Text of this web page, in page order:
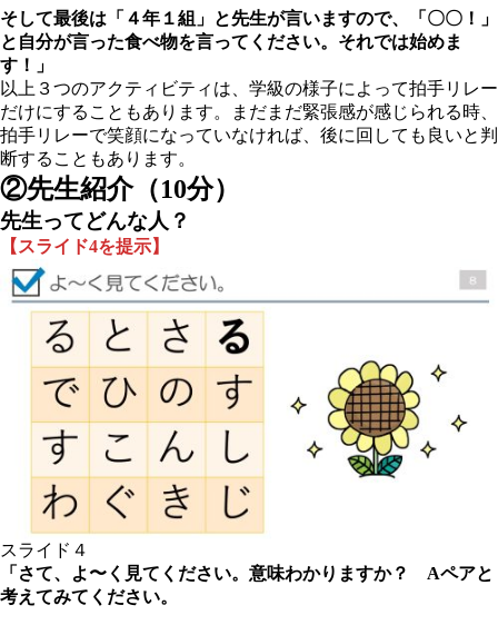
そして最後は「４年１組」と先生が言いますので、「〇〇！」
と自分が言った食べ物を言ってください。それでは始めま
す！」
以上３つのアクティビティは、学級の様子によって拍手リレー
だけにすることもあります。まだまだ緊張感が感じられる時、
拍手リレーで笑顔になっていなければ、後に回しても良いと判
断することもあります。
②先生紹介（10分）
先生ってどんな人？
【スライド4を提示】
スライド４
「さて、よ〜く見てください。意味わかりますか？ Aペアと
考えてみてください。